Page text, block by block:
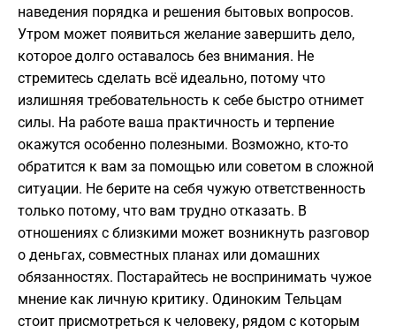
наведения порядка и решения бытовых вопросов.
Утром может появиться желание завершить дело,
которое долго оставалось без внимания. Не
стремитесь сделать всё идеально, потому что
излишняя требовательность к себе быстро отнимет
силы. На работе ваша практичность и терпение
окажутся особенно полезными. Возможно, кто-то
обратится к вам за помощью или советом в сложной
ситуации. Не берите на себя чужую ответственность
только потому, что вам трудно отказать. В
отношениях с близкими может возникнуть разговор
о деньгах, совместных планах или домашних
обязанностях. Постарайтесь не воспринимать чужое
мнение как личную критику. Одиноким Тельцам
стоит присмотреться к человеку, рядом с которым